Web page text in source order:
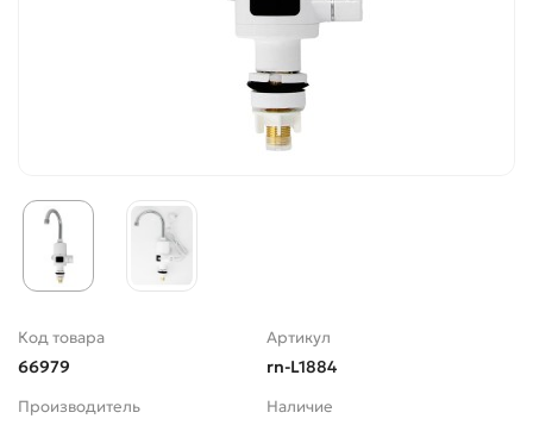
Код товара
66979
Артикул
rn-L1884
Производитель Наличие